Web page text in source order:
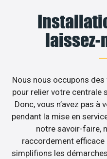
laissez-
Nous nous occupons
pour relier votre centrale
Donc, vous n’avez pas
pendant la mise en
notre savoir-faire,
raccordement efficace
simplifions les